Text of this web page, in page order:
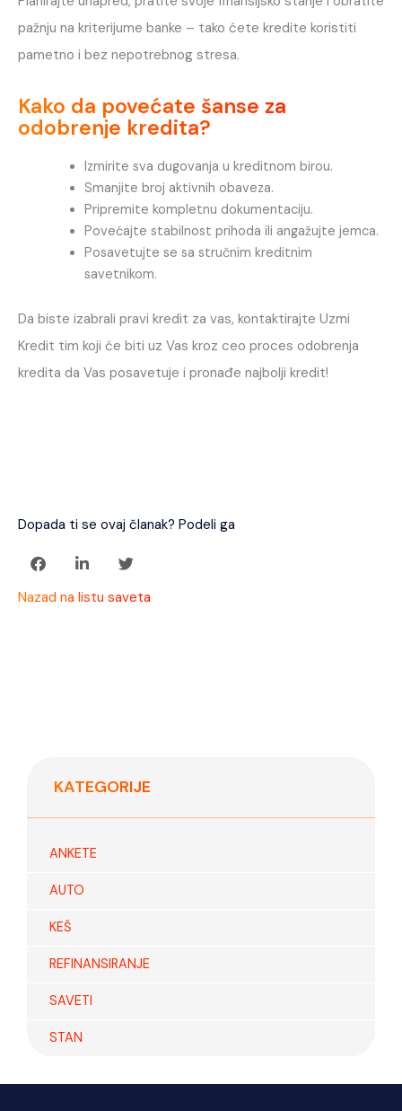
pažnju na kriterijume banke – tako ćete kredite koristiti
pametno i bez nepotrebnog stresa.
Kako da povećate šanse za
odobrenje kredita?
Izmirite sva dugovanja u kreditnom birou.
Smanjite broj aktivnih obaveza.
Pripremite kompletnu dokumentaciju.
Povećajte stabilnost prihoda ili angažujte jemca.
Posavetujte se sa stručnim kreditnim
savetnikom.
Da biste izabrali pravi kredit za vas, kontaktirajte Uzmi
Kredit tim koji će biti uz Vas kroz ceo proces odobrenja
kredita da Vas posavetuje i pronađe najbolji kredit!
Dopada ti se ovaj članak? Podeli ga
Nazad na listu saveta
KATEGORIJE
ANKETE
AUTO
KEŠ
REFINANSIRANJE
SAVETI
STAN